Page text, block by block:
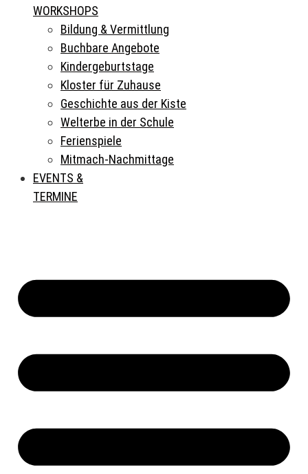
WORKSHOPS
Bildung & Vermittlung
Buchbare Angebote
Kindergeburtstage
Kloster für Zuhause
Geschichte aus der Kiste
Welterbe in der Schule
Ferienspiele
Mitmach-Nachmittage
EVENTS &
TERMINE